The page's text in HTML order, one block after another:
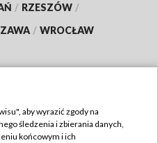
/ RZESZÓW /
/ WROCŁAW
aby wyrazić zgody na
śledzenia i zbierania danych,
końcowym i ich